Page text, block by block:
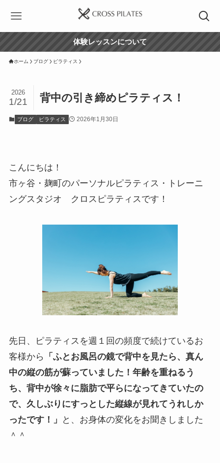
体験レッスンについて
ホーム ブログ ピラティス
背中の引き締めピラティス！
2026
1/21
ブログ ピラティス 2026年1月30日
こんにちは！
市ヶ谷・麹町のパーソナルピラティス・トレーニ
ングスタジオ クロスピラティスです！
先日、ピラティスを週１回の頻度で続けているお
客様から
「ふとお風呂の鏡で背中を見たら、真ん
中の縦の筋が蘇っていました！年齢を重ねるう
ち、背中が徐々に脂肪で平らになってきていたの
で、久しぶりにすっとした縦線が見れてうれしか
ったです！」
と、お身体の変化をお聞きしました
＾＾